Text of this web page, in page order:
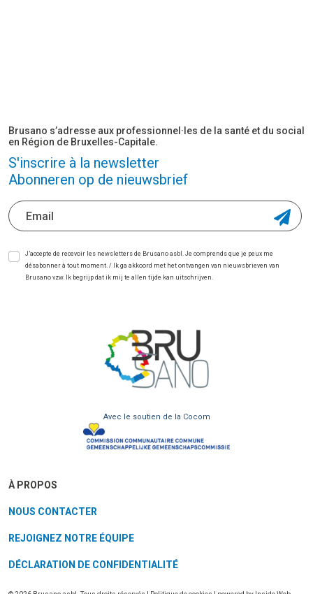
Brusano s’adresse aux professionnel·les de la santé et du social
en Région de Bruxelles-Capitale.
S'inscrire à la newsletter
Abonneren op de nieuwsbrief
J’accepte de recevoir les newsletters de Brusano asbl. Je comprends que je peux me
désabonner à tout moment. / Ik ga akkoord met het ontvangen van nieuwsbrieven van
Brusano vzw. Ik begrijp dat ik mij te allen tijde kan uitschrijven.
Avec le soutien de la Cocom
À PROPOS
NOUS CONTACTER
REJOIGNEZ NOTRE ÉQUIPE
DÉCLARATION DE CONFIDENTIALITÉ